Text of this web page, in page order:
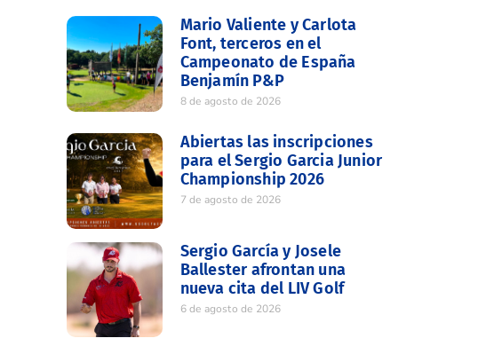
Mario Valiente y Carlota
Font, terceros en el
Campeonato de España
Benjamín P&P
8 de agosto de 2026
Abiertas las inscripciones
para el Sergio Garcia Junior
Championship 2026
7 de agosto de 2026
Sergio García y Josele
Ballester afrontan una
nueva cita del LIV Golf
6 de agosto de 2026